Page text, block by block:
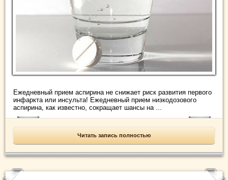
Ежедневный прием аспирина не снижает риск развития первого
инфаркта или инсульта! Ежедневный прием низкодозового
аспирина, как известно, сокращает шансы на ...
Читать запись полностью